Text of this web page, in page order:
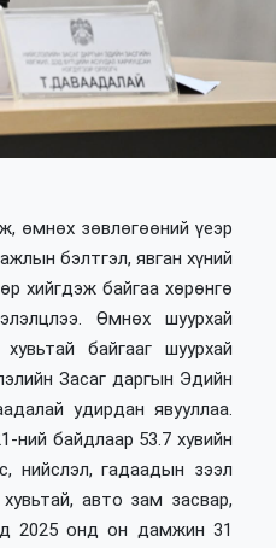
өмнөх зөвлөгөөний үеэр
бэлтгэл, явган хүний
хийгдэж байгаа хөрөнгө
Өмнөх шуурхай
байгааг шуурхай
Засаг даргын Эдийн
удирдан явууллаа.
ний байдлаар 53.7 хувийн
нийслэл, гадаадын зээл
авто зам засвар,
2025 онд он дамжин 31